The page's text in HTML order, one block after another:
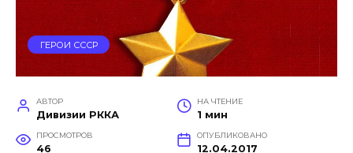
ГЕРОИ СССР
АВТОР
Дивизии РККА
НА ЧТЕНИЕ
1 мин
ПРОСМОТРОВ
46
ОПУБЛИКОВАНО
12.04.2017